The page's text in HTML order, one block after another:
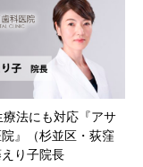
療法にも対応『アサ
』（杉並区・荻窪
り子院長